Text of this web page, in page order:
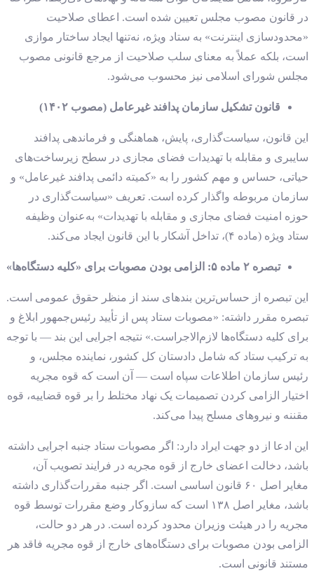
در قانون مصوب مجلس تعیین شده است. اعطای صلاحیت
«محدودسازی اینترنت» به ستاد ویژه، نه‌تنها ایجاد ساختار موازی
است، بلکه عملاً به معنای سلب صلاحیت از مرجع قانونی مصوب
مجلس شورای اسلامی نیز محسوب می‌شود.
قانون تشکیل سازمان پدافند غیرعامل (مصوب ۱۴۰۲)
این قانون، سیاست‌گذاری، پایش، هماهنگی و فرماندهی پدافند
سایبری و مقابله با تهدیدات فضای مجازی در سطح زیرساخت‌های
حیاتی، حساس و مهم کشور را به «کمیته دائمی پدافند غیرعامل» و
سازمان مربوطه واگذار کرده است. تعریف «سیاست‌گذاری در
حوزه امنیت فضای مجازی و مقابله با تهدیدات» به‌عنوان وظیفه
ستاد ویژه (ماده ۴)، تداخل آشکار با این قانون ایجاد می‌کند.
تبصره ۲ ماده ۵: الزامی بودن مصوبات برای «کلیه دستگاه‌ها»
این تبصره از حساس‌ترین بندهای سند از منظر حقوق عمومی است.
تبصره مقرر داشته: «مصوبات ستاد پس از تأیید رئیس‌جمهور ابلاغ و
برای کلیه دستگاه‌ها لازم‌الاجراست.» نتیجه اجرایی این بند — با توجه
به ترکیب ستاد که شامل دادستان کل کشور، نماینده مجلس، و
رئیس سازمان اطلاعات سپاه است — آن است که قوه مجریه
اختیار الزامی کردن تصمیمات یک نهاد مختلط را بر قوه قضاییه، قوه
مقننه و نیروهای مسلح پیدا می‌کند.
این ادعا از دو جهت ایراد دارد: اگر مصوبات ستاد جنبه اجرایی داشته
باشد، دخالت اعضای خارج از قوه مجریه در فرایند تصویب آن،
مغایر اصل ۶۰ قانون اساسی است. اگر جنبه مقررات‌گذاری داشته
باشد، مغایر اصل ۱۳۸ است که سازوکار وضع مقررات توسط قوه
مجریه را در هیئت وزیران محدود کرده است. در هر دو حالت،
الزامی بودن مصوبات برای دستگاه‌های خارج از قوه مجریه فاقد هر
مستند قانونی است.